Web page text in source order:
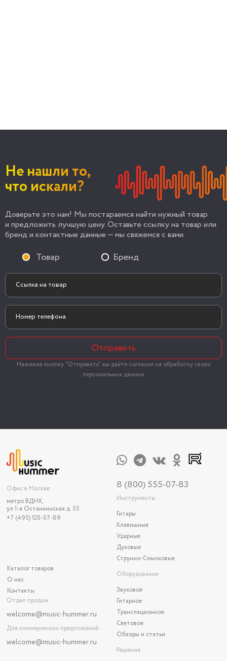
Не нашли то,
что искали?
Доверьте это нам! Мы постараемся найти нужный товар
и предложить лучшую цену. Оставьте ссылку на товар или
бренд и контактные данные — мы свяжемся с вами.
Товар Бренд
Отправить
Нажимая кнопку "Отправить" вы даёте согласие на обработку своих
персональных данных
Офис в Москве:
метро ВДНХ,
ул 1-я Останкинская д. 55
+7 (495) 120-07-89
Каталог товаров
О нас
Контакты
Отдел продаж
welcome@music-hummer.ru
Для коммерческих предложений
welcome@music-hummer.ru
8 (800) 555-07-83
Инструменты
Гитары
Клавишные
Ударные
Духовые
Струнно-Смычковые
Оборудование
Звуковое
Гитарное
Трансляционное
Световое
Обзоры и статьи
Решения